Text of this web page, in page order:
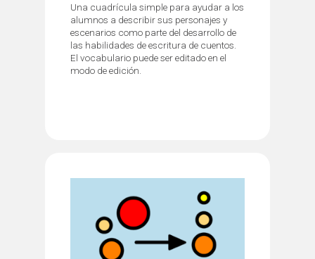
Una cuadrícula simple para ayudar a los
alumnos a describir sus personajes y
escenarios como parte del desarrollo de
las habilidades de escritura de cuentos.
El vocabulario puede ser editado en el
modo de edición.